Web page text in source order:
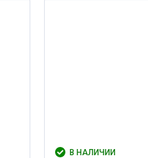
В НАЛИЧИИ